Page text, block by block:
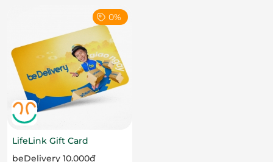
Thẻ quà tặng LifeLink – Quà tặng ý
nghĩa dành cho gia đình bạn
Lợi ích của thẻ quà tặng LifeLink tại
0%
LifeLink Gift Card
beDelivery 10.000đ